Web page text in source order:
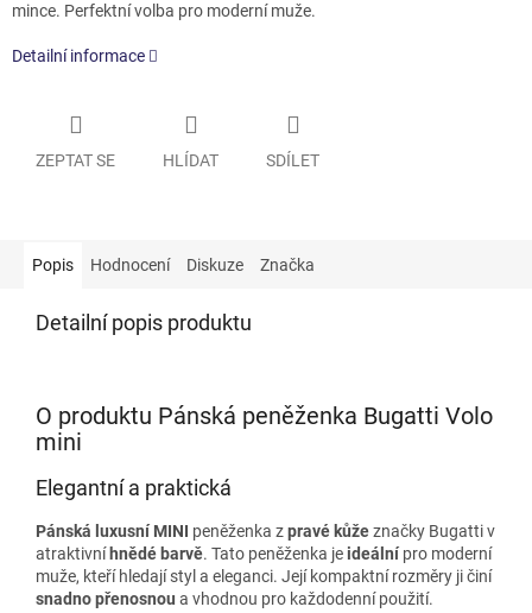
mince. Perfektní volba pro moderní muže.
Detailní informace
ZEPTAT SE HLÍDAT SDÍLET
Popis Hodnocení Diskuze Značka
Detailní popis produktu
O produktu Pánská peněženka Bugatti Volo
mini
Elegantní a praktická
Pánská luxusní MINI peněženka zpravé kůžeznačky Bugatti v
atraktivní hnědé barvě. Tato peněženka jeideální pro moderní
muže, kteří hledají styl a eleganci. Její kompaktní rozměry ji činí
snadno přenosnou a vhodnou pro každodenní použití.